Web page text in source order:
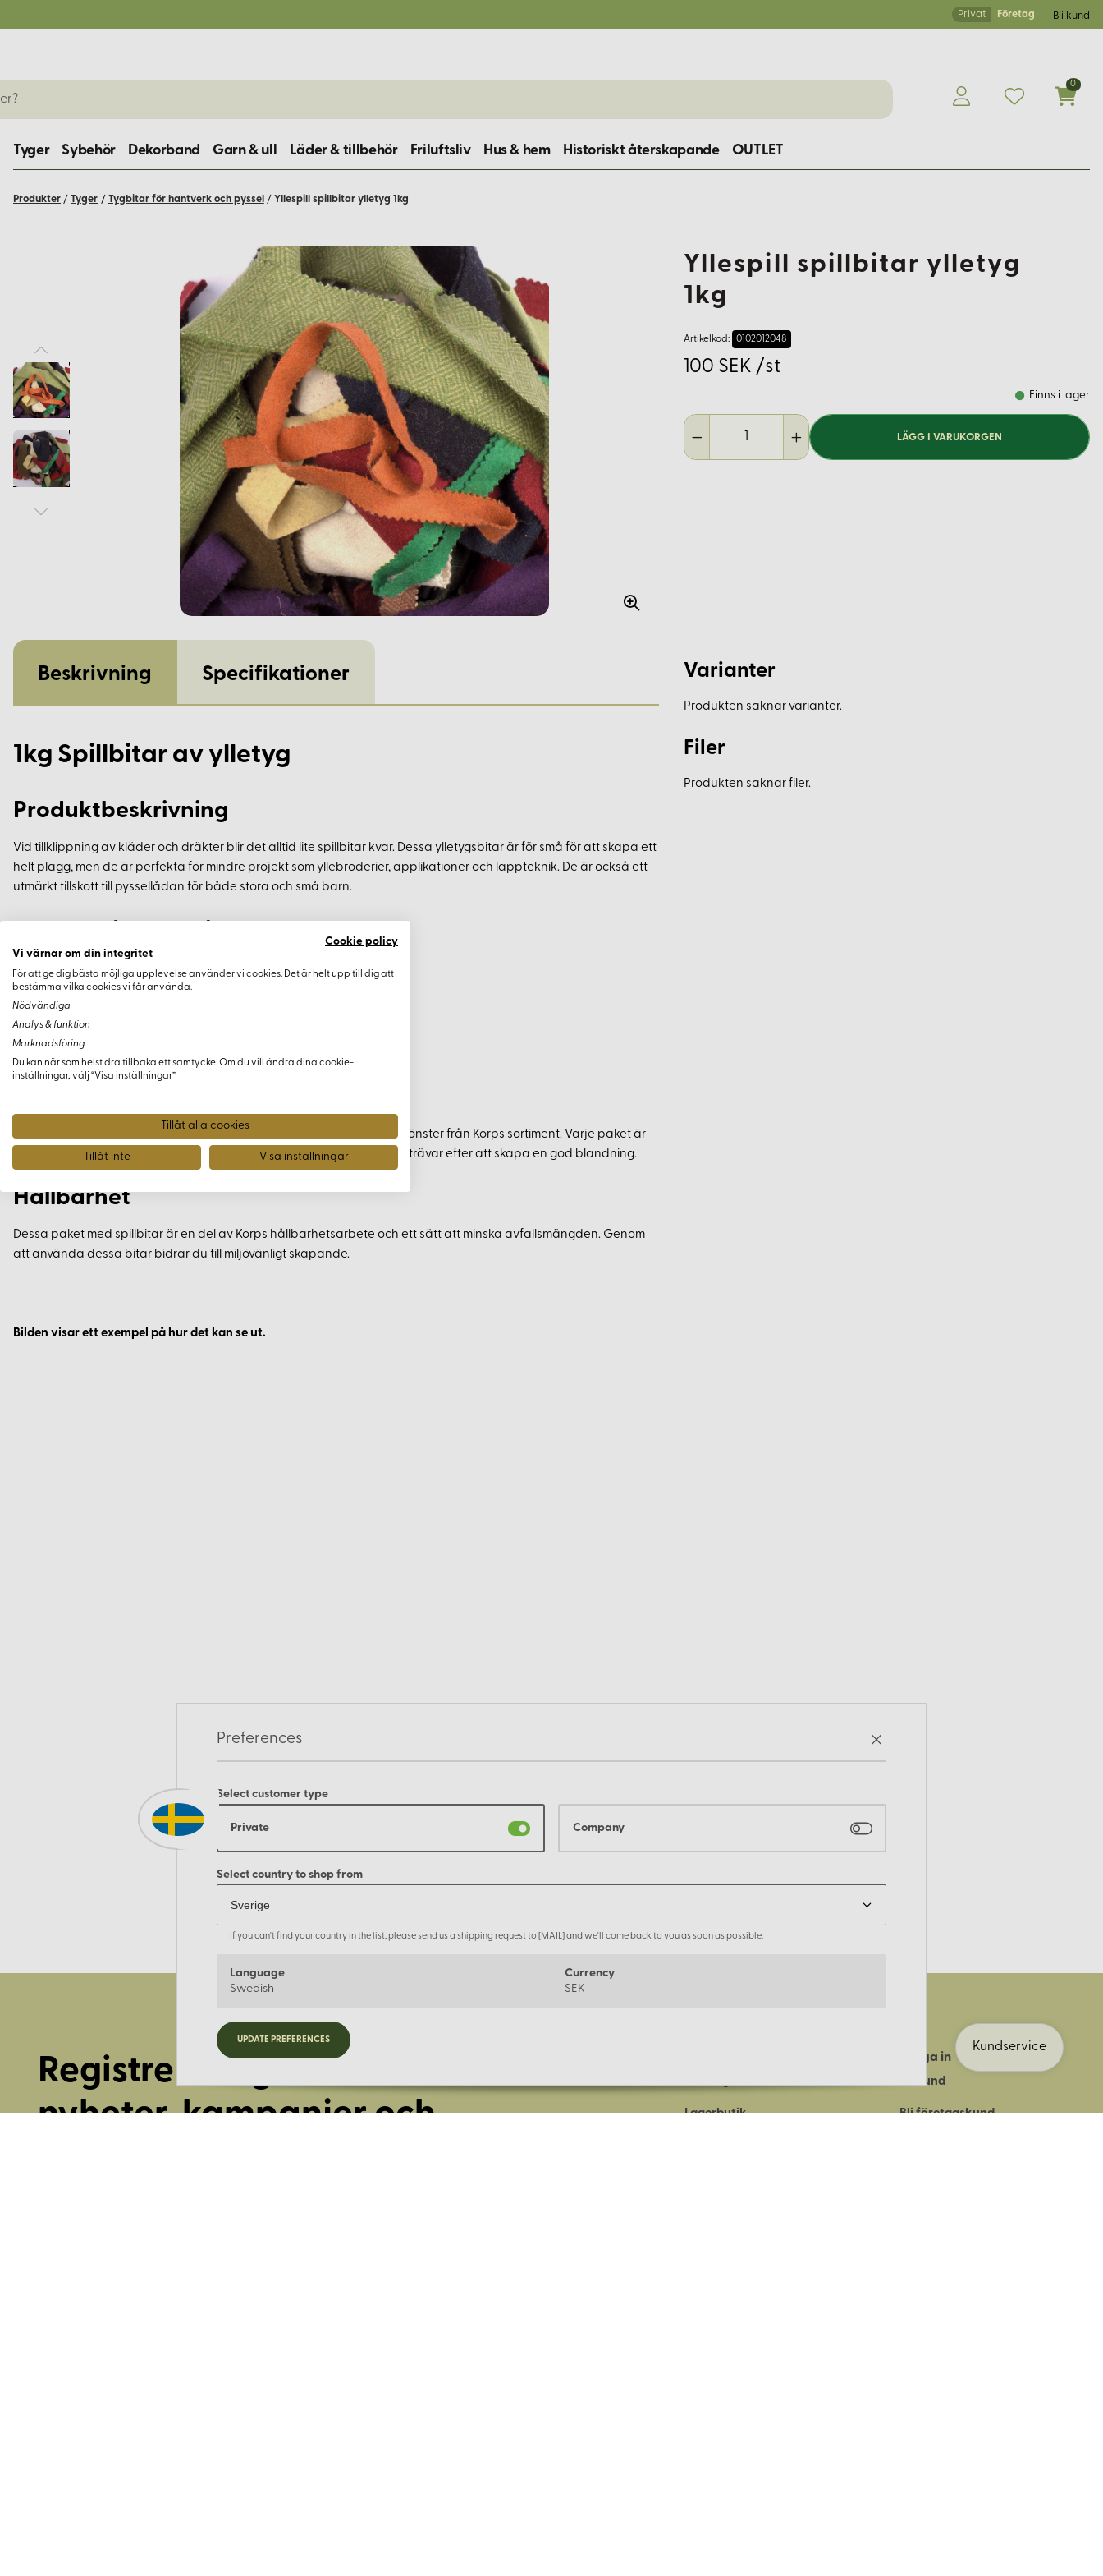
Kundservice
Preferences
Select customer type
Private Company
Select country to shop from
If you can't find your country in the list, please send us a shipping request to [MAIL] and we'll come back to you as soon as possible.
Language
Swedish
Currency
SEK
UPDATE PREFERENCES
Privat Företag Bli kund
0
Tyger Sybehör Dekorband Garn & ull Läder & tillbehör Friluftsliv Hus & hem Historiskt återskapande OUTLET
Produkter / Tyger / Tygbitar för hantverk och pyssel / Yllespill spillbitar ylletyg 1kg
Yllespill spillbitar ylletyg
1kg
Artikelkod: 0102012048
100 SEK /st
Finns i lager
LÄGG I VARUKORGEN
Beskrivning Specifikationer
1kg Spillbitar av ylletyg
Produktbeskrivning
Vid tillklippning av kläder och dräkter blir det alltid lite spillbitar kvar. Dessa ylletygsbitar är för små för att skapa ett
helt plagg, men de är perfekta för mindre projekt som yllebroderier, applikationer och lappteknik. De är också ett
utmärkt tillskott till pyssellådan för både stora och små barn.
Dessa spillbitar kan användas för:
Yllebroderi och applikationer
Projekt gjorda med lappteknik
Varje paket innehåller 1kg stuvbitar i blandade färger, kvaliteter och mönster från Korps sortiment. Varje paket är
unikt, och vi kan inte garantera specifika färger eller kvaliteter, men vi strävar efter att skapa en god blandning.
Hållbarhet
Dessa paket med spillbitar är en del av Korps hållbarhetsarbete och ett sätt att minska avfallsmängden. Genom
att använda dessa bitar bidrar du till miljövänligt skapande.
Bilden visar ett exempel på hur det kan se ut.
Varianter
Produkten saknar varianter.
Filer
Produkten saknar filer.
Registrera dig för
nyheter, kampanjer och
Företagets historia
Lagerbutik
Logga in
Bli kund
Bli företagskund
Cookie policy
Vi värnar om din integritet
För att ge dig bästa möjliga upplevelse använder vi cookies. Det är helt upp till dig att
bestämma vilka cookies vi får använda.
Nödvändiga
Analys & funktion
Marknadsföring
Du kan när som helst dra tillbaka ett samtycke. Om du vill ändra dina cookie-
inställningar, välj “Visa inställningar”
Tillåt alla cookies
Tillåt inte Visa inställningar